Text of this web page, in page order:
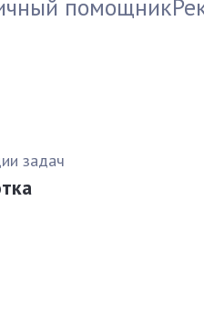
помощник
задач